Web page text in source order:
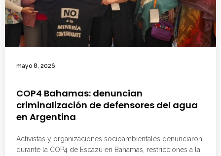
mayo 8, 2026
COP4 Bahamas: denuncian
criminalización de defensores del agua
en Argentina
Activistas y organizaciones socioambientales denunciaron,
durante la COP4 de Escazú en Bahamas, restricciones a la